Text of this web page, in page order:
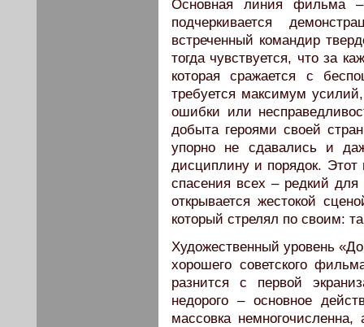
Основная линия фильма –
подчеркивается
встреченный командир
тогда чувствуется, что за
которая сражается с
требуется максимум
ошибки или
добыта героями своей
упорно не сдавались и
дисциплину и порядок. Этот
спасения всех – редкий
открывается жестокой
который стрелял по своим:
Художественный уровень
хорошего советского
разнится с первой
недорого – основное
массовка